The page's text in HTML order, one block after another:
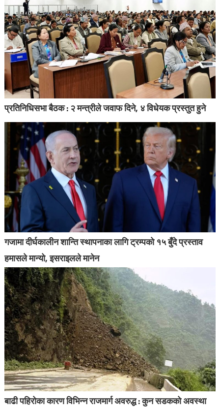
प्रतिनिधिसभा बैठक : २ मन्त्रीले जवाफ दिने, ४ विधेयक प्रस्तुत हुने
गजामा दीर्घकालीन शान्ति स्थापनाका लागि ट्रम्पको १५ बुँदे प्रस्ताव
हमासले मान्यो, इसराइलले मानेन
बाढी पहिरोका कारण विभिन्न राजमार्ग अवरुद्ध : कुन सडकको अवस्था